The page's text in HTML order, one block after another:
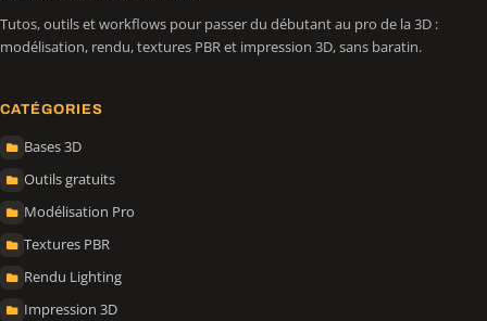
Tutos, outils et workflows pour passer du débutant au pro de la 3D :
modélisation, rendu, textures PBR et impression 3D, sans baratin.
CATÉGORIES
Bases 3D
Outils gratuits
Modélisation Pro
Textures PBR
Rendu Lighting
Impression 3D